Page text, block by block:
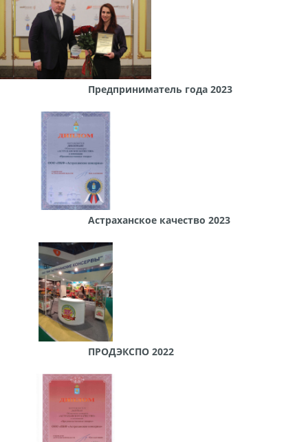
Предприниматель года 2023
Астраханское качество 2023
ПРОДЭКСПО 2022